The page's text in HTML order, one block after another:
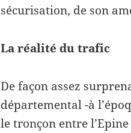
sécurisation, de son
La réalité du trafic
De façon assez
départemental -à
le tronçon entre